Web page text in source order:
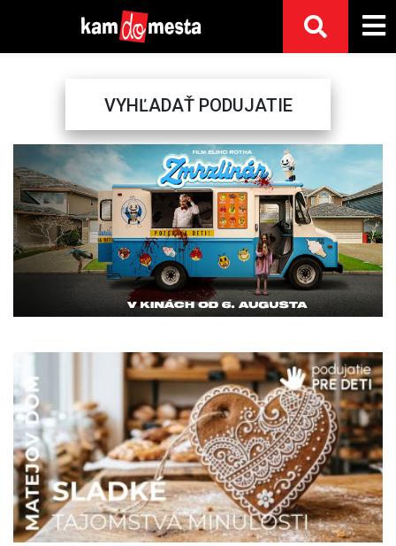
VYHĽADAŤ PODUJATIE
Previous Next